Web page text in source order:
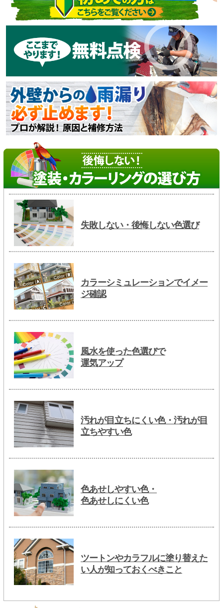
失敗しない・後悔しない色選び
カラーシミュレーションでイメー
ジ確認
風水を使った色選びで
運気アップ
汚れが目立ちにくい色・汚れが目
立ちやすい色
色あせしやすい色・
色あせしにくい色
ツートンやカラフルに塗り替えた
い人が知っておくべきこと